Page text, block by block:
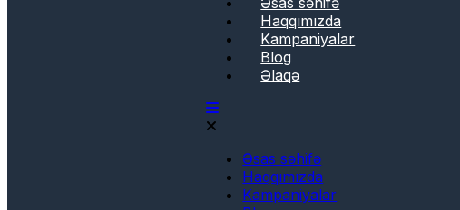
Haqqımızda
Kampaniyalar
Blog
Əlaqə
Əsas səhifə
Haqqımızda
Kampaniyalar